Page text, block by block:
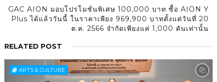
GAC AION มอบโปรโมชั่นพิเศษ 100,000 บาท ซื้อ AION Y
Plus ได้แล้ววันนี้ ในราคาเพียง 969,900 บาทตั้งแต่วันที่ 20
ต.ค. 2566 จำกัดเพียงแค่ 1,000 คันเท่านั้น
RELATED POST
ARTS & CULTURE